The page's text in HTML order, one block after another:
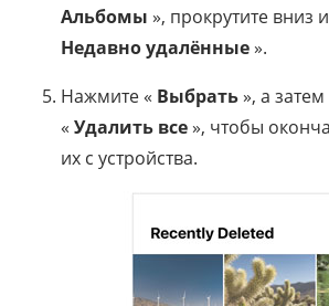
Альбомы », прокрутите вниз
Недавно удалённые».
Нажмите « Выбрать», а затем
« Удалить все», чтобы
их с устройства.